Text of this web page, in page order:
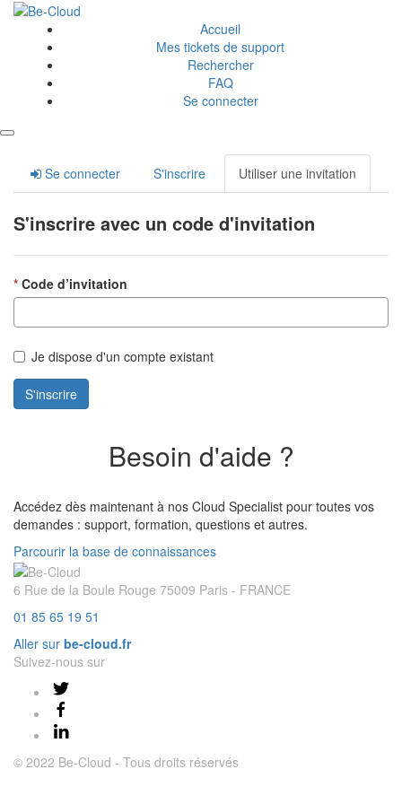
Accueil
Mes tickets de support
Rechercher
FAQ
Se connecter
Se connecter S'inscrire Utiliser une invitation
S'inscrire avec un code d'invitation
Code d’invitation
Je dispose d'un compte existant
S'inscrire
Besoin d'aide ?
Accédez dès maintenant à nos Cloud Specialist pour toutes vos
demandes : support, formation, questions et autres.
Parcourir la base de connaissances
6 Rue de la Boule Rouge 75009 Paris - FRANCE
01 85 65 19 51
Aller sur be-cloud.fr
Suivez-nous sur
© 2022 Be-Cloud - Tous droits réservés